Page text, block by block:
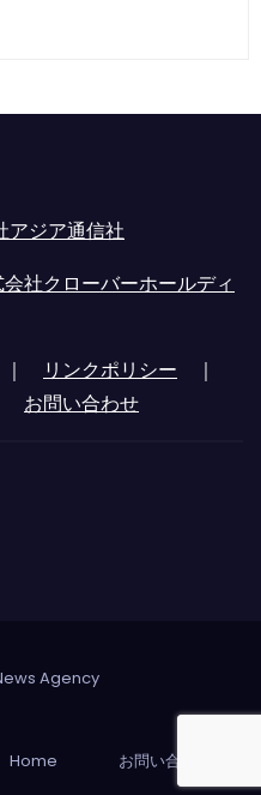
アジア通信社
社クローバーホールディ
｜ リンクポリシー ｜
お問い合わせ
Agency
Home お問い合わせ